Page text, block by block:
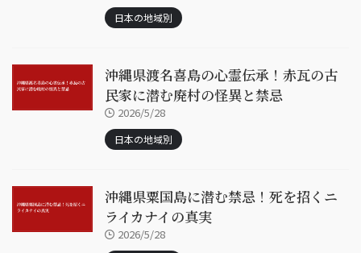
日本の地域別
沖縄県渡名喜島の心霊伝承！赤瓦の古
民家に潜む廃村の怪異と禁忌
2026/5/28
日本の地域別
沖縄県粟国島に潜む禁忌！死を招くニ
ライカナイの真実
2026/5/28